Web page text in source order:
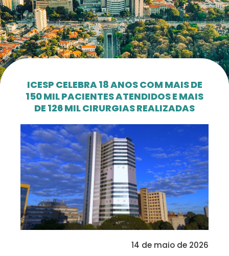
ICESP CELEBRA 18 ANOS COM MAIS DE
150 MIL PACIENTES ATENDIDOS E MAIS
DE 126 MIL CIRURGIAS REALIZADAS
14 de maio de 2026